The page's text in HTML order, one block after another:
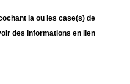
la ou les case(s) de
des informations en lien